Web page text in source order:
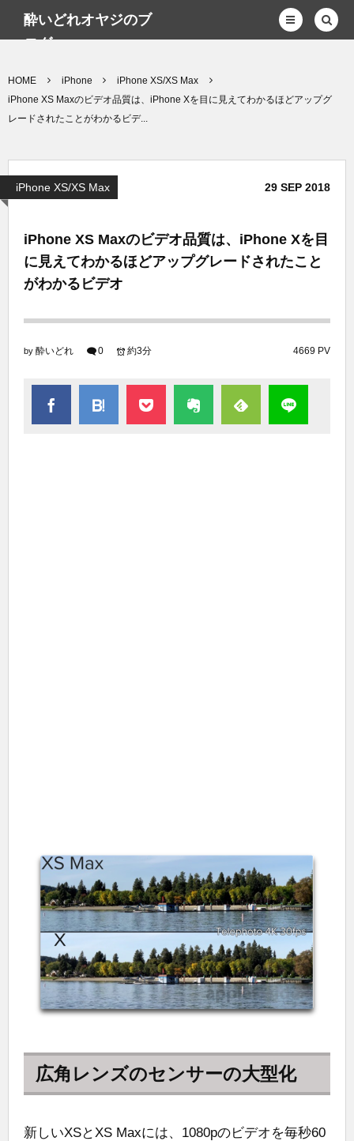
酔いどれオヤジのブ
ログwp
HOME iPhone
iPhone XS/XS Max
iPhone XS Maxのビデオ品質は、iPhone Xを目に見えてわかるほどアップグ
レードされたことがわかるビデ...
iPhone XS/XS Max 29 SEP 2018
iPhone XS Maxのビデオ品質は、iPhone Xを目
に見えてわかるほどアップグレードされたこと
がわかるビデオ
by 酔いどれ 0 4669 PV
約3分
広角レンズのセンサーの大型化
新しいXSとXS Maxには、1080pのビデオを毎秒60